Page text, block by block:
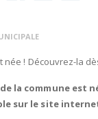
née ! Découvrez-la
la commune est
sur le site